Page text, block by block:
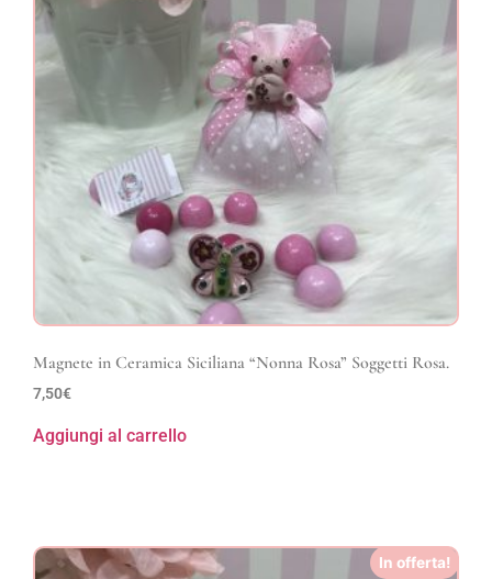
Magnete in Ceramica Siciliana “Nonna Rosa” Soggetti Rosa.
7,50€
Aggiungi al carrello
In offerta!